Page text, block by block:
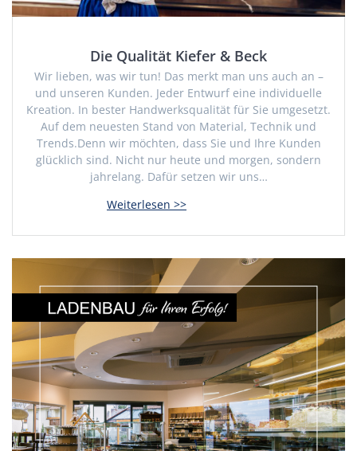
Die Qualität Kiefer & Beck
Wir lieben, was wir tun! Das merkt man uns auch an –
und unseren Kunden. Jeder Entwurf eine individuelle
Kreation. In bester Handwerksqualität für Sie umgesetzt.
Auf dem neuesten Stand von Material, Technik und
Trends.Denn wir möchten, dass Sie und Ihre Kunden
glücklich sind. Nicht nur heute und morgen, sondern
jahrelang. Dafür setzen wir uns…